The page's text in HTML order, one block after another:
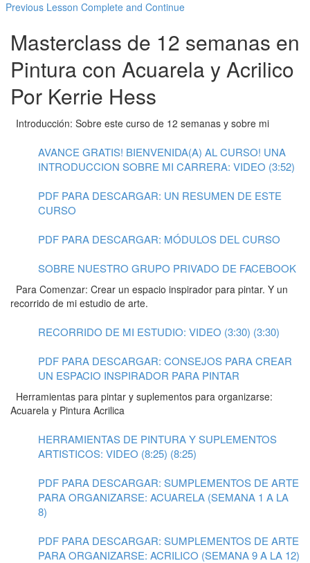
Previous Lesson Complete and Continue
Masterclass de 12 semanas en
Pintura con Acuarela y Acrilico
Por Kerrie Hess
Introducción: Sobre este curso de 12 semanas y sobre mi
AVANCE GRATIS! BIENVENIDA(A) AL CURSO! UNA
INTRODUCCION SOBRE MI CARRERA: VIDEO (3:52)
PDF PARA DESCARGAR: UN RESUMEN DE ESTE
CURSO
PDF PARA DESCARGAR: MÓDULOS DEL CURSO
SOBRE NUESTRO GRUPO PRIVADO DE FACEBOOK
Para Comenzar: Crear un espacio inspirador para pintar. Y un
recorrido de mi estudio de arte.
RECORRIDO DE MI ESTUDIO: VIDEO (3:30) (3:30)
PDF PARA DESCARGAR: CONSEJOS PARA CREAR
UN ESPACIO INSPIRADOR PARA PINTAR
Herramientas para pintar y suplementos para organizarse:
Acuarela y Pintura Acrilica
HERRAMIENTAS DE PINTURA Y SUPLEMENTOS
ARTISTICOS: VIDEO (8:25) (8:25)
PDF PARA DESCARGAR: SUMPLEMENTOS DE ARTE
PARA ORGANIZARSE: ACUARELA (SEMANA 1 A LA
8)
PDF PARA DESCARGAR: SUMPLEMENTOS DE ARTE
PARA ORGANIZARSE: ACRILICO (SEMANA 9 A LA 12)